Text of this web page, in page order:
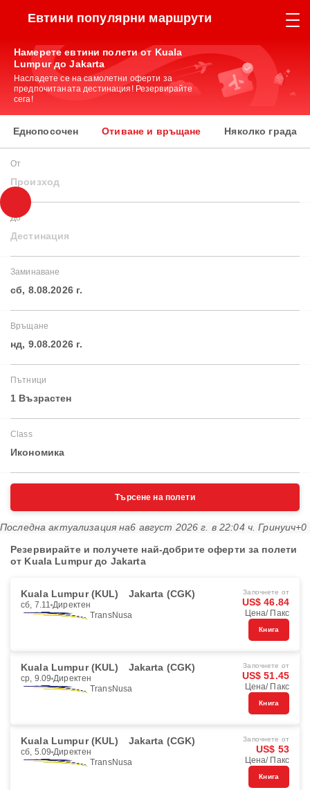
Евтини популярни маршрути
Намерете евтини полети от Kuala
Lumpur до Jakarta
Насладете се на самолетни оферти за
предпочитаната дестинация! Резервирайте
сега!
Еднопосочен Отиване и връщане Няколко града
От
Произход
До
Дестинация
Заминаване
сб, 8.08.2026 г.
Връщане
нд, 9.08.2026 г.
Пътници
1 Възрастен
Class
Икономика
Търсене на полети
Последна актуализация на6 август 2026 г. в 22:04 ч. Гринуич+0
Резервирайте и получете най-добрите оферти за полети
от Kuala Lumpur до Jakarta
Kuala Lumpur (KUL) Jakarta (CGK)
сб, 7.11 Директен
TransNusa
Започнете от
US$ 46.84
Цена/ Пакс
Книга
Kuala Lumpur (KUL) Jakarta (CGK)
ср, 9.09 Директен
TransNusa
Започнете от
US$ 51.45
Цена/ Пакс
Книга
Kuala Lumpur (KUL) Jakarta (CGK)
сб, 5.09 Директен
TransNusa
Започнете от
US$ 53
Цена/ Пакс
Книга